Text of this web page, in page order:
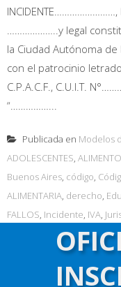
………………..y legal
la Ciudad Autónoma
con el patrocinio
C.P.A.C.F., C.U.I.T.
“……………...
Publicada en Modelos
ADOLESCENTES,
Buenos Aires, código,
ALIMENTARIA, derecho,
FALLOS, Incidente, IVA,
mensual,
prueba